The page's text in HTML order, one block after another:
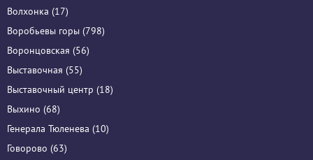
Волхонка (17)
Воробьевы горы (798)
Воронцовская (56)
Выставочная (55)
Выставочный центр (18)
Выхино (68)
Генерала Тюленева (10)
Говорово (63)